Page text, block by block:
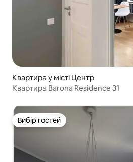
Квартира у місті Центр
Квартира Barona Residence 31
Вибір гостей
Вибір гостей